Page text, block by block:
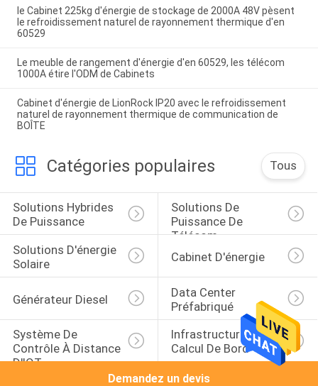
le Cabinet 225kg d'énergie de stockage de 2000A 48V pèsent
le refroidissement naturel de rayonnement thermique d'en
60529
Le meuble de rangement d'énergie d'en 60529, les télécom
1000A étire l'ODM de Cabinets
Cabinet d'énergie de LionRock IP20 avec le refroidissement
naturel de rayonnement thermique de communication de
BOÎTE
Catégories populaires Tous
Solutions Hybrides
De Puissance
Solutions De
Puissance De
Télécom
Solutions D'énergie
Solaire
Cabinet D'énergie
Générateur Diesel
Data Center
Préfabriqué
Système De
Contrôle À Distance
D'IOT
Infrastructure De
Calcul De Bord
Demandez un devis